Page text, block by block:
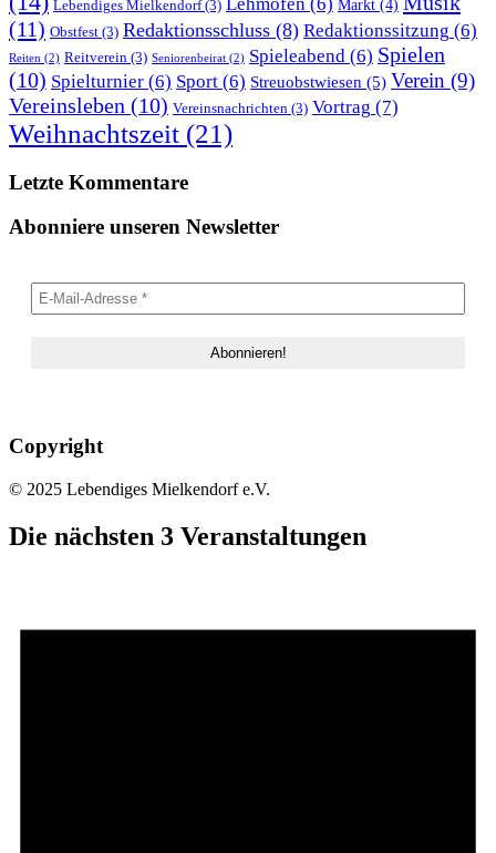
Lebendiges Mielkendorf(3) Markt (4)
(11) Obstfest (3) Redaktionsschluss (8) Redaktionssitzung (6)
Reiten (2) Reitverein (3) Seniorenbeirat (2) Spieleabend (6) Spielen
(10) Spielturnier (6) Sport (6) Streuobstwiesen (5) Verein (9)
Vereinsleben (10) Vereinsnachrichten (3) Vortrag (7)
Weihnachtszeit (21)
Letzte Kommentare
Abonniere unseren Newsletter
Copyright
© 2025 Lebendiges Mielkendorf e.V.
Die nächsten 3 Veranstaltungen